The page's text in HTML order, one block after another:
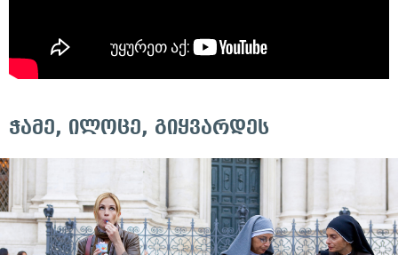
ჭამე, ილოცე, გიყვარდეს